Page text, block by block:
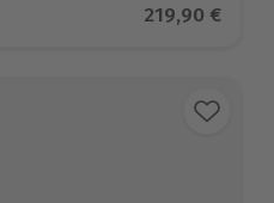
auf 135 Bewertungen
Aktueller
219,90 €